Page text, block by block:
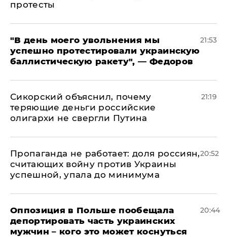
протесты
​"В день моего увольнения мы
успешно протестировали украинскую
баллистическую ракету", — Федоров
21:53
Сикорский объяснил, почему
теряющие деньги российские
олигархи не свергли Путина
21:19
​Пропаганда не работает: доля россиян,
считающих войну против Украины
успешной, упала до минимума
20:52
Оппозиция в Польше пообещала
депортировать часть украинских
мужчин – кого это может коснуться
20:44